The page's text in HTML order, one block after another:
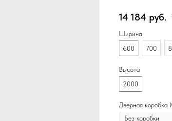
14 184 руб.
Ширина
600
700
Высота
2000
Дверная